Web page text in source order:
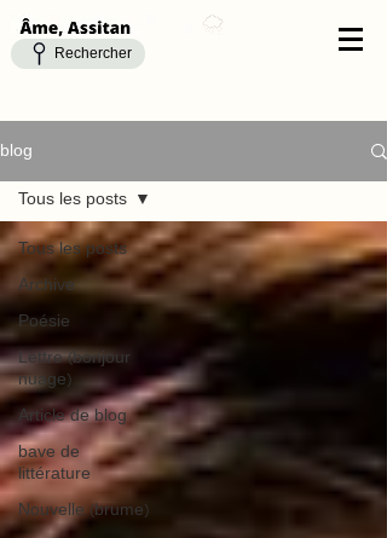
Rechercher
blog
Tous les posts
Archive
Poésie
Lettre (bonjour
nuage)
Article de blog
bave de
littérature
Nouvelle (brume)
Tous les posts